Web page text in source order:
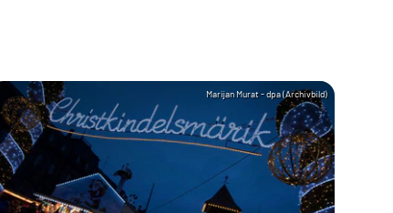
Marijan Murat - dpa (Archivbild)